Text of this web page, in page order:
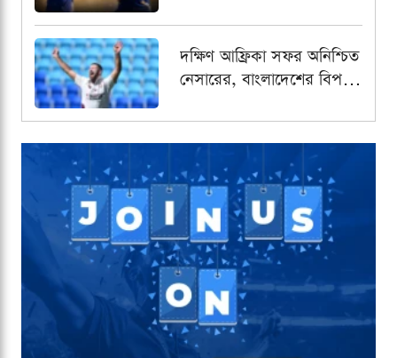
দক্ষিণ আফ্রিকা সফর অনিশ্চিত
নেসারের, বাংলাদেশের বিপক্ষে